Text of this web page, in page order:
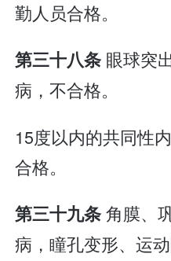
勤人员合格。
第三十八条 眼球突
病，不合格。
15度以内的共同性
合格。
第三十九条角膜、
病，瞳孔变形、运动